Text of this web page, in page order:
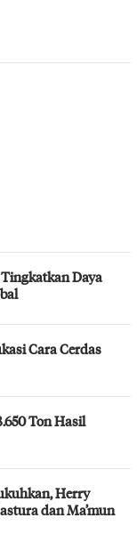
Daya
Cara Cerdas
Ton Hasil
Herry
dan Ma’mun